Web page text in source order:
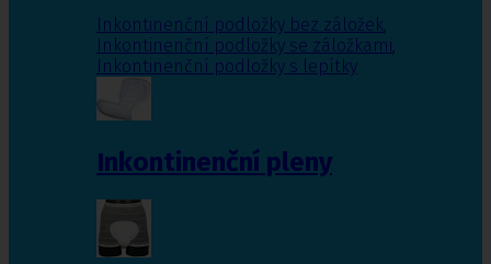
Inkontinenční podložky bez záložek,
Inkontinenční podložky se záložkami,
Inkontinenční podložky s lepítky
Inkontinenční pleny